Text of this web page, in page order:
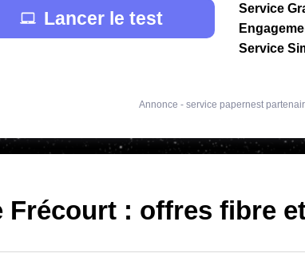
Lancer le test
Service
Service
Annonce - service papernest
Frécourt : offres fibre